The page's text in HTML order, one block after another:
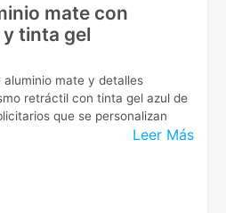
mate con
tinta gel
Leer Más
mate y detalles
retráctil con tinta gel azul de
que se personalizan